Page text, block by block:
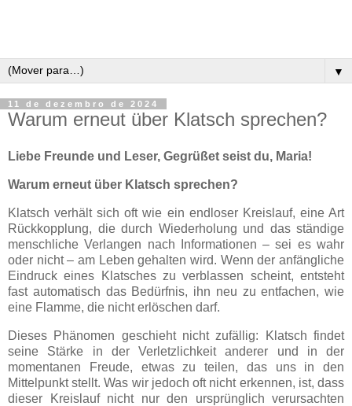
▼
11 de dezembro de 2024
Warum erneut über Klatsch sprechen?
Liebe Freunde und Leser, Gegrüßet seist du, Maria!
Warum erneut über Klatsch sprechen?
Klatsch verhält sich oft wie ein endloser Kreislauf, eine Art
Rückkopplung, die durch Wiederholung und das ständige
menschliche Verlangen nach Informationen – sei es wahr
oder nicht – am Leben gehalten wird. Wenn der anfängliche
Eindruck eines Klatsches zu verblassen scheint, entsteht
fast automatisch das Bedürfnis, ihn neu zu entfachen, wie
eine Flamme, die nicht erlöschen darf.
Dieses Phänomen geschieht nicht zufällig: Klatsch findet
seine Stärke in der Verletzlichkeit anderer und in der
momentanen Freude, etwas zu teilen, das uns in den
Mittelpunkt stellt. Was wir jedoch oft nicht erkennen, ist, dass
dieser Kreislauf nicht nur den ursprünglich verursachten